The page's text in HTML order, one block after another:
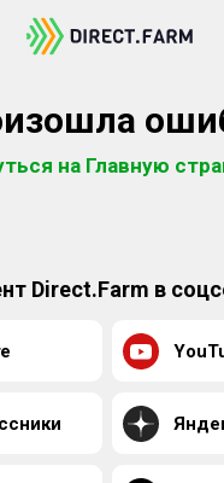
на Главную
Direct.Farm в